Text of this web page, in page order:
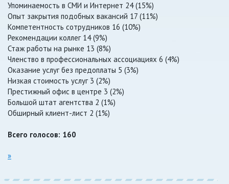
Упоминаемость в СМИ и Интернет 24 (15%)
Опыт закрытия подобных вакансий 17 (11%)
Компетентность сотрудников 16 (10%)
Рекомендации коллег 14 (9%)
Стаж работы на рынке 13 (8%)
Членство в профессиональных ассоциациях 6 (4%)
Оказание услуг без предоплаты 5 (3%)
Низкая стоимость услуг 3 (2%)
Престижный офис в центре 3 (2%)
Большой штат агентства 2 (1%)
Обширный клиент-лист 2 (1%)
Всего голосов: 160
»